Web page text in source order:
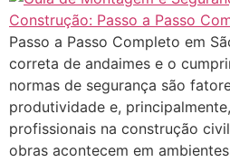
Passo a Passo Completo em
correta de andaimes e o
normas de segurança são
produtividade e,
profissionais na construção
obras acontecem em